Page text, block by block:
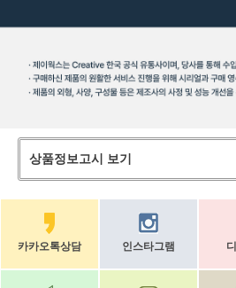
상품정보고시 보기
카카오톡상담 인스타그램